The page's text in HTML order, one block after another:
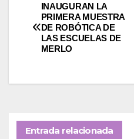
Navegación
de
INAUGURAN LA
PRIMERA MUESTRA
DE ROBÓTICA DE
LAS ESCUELAS DE
MERLO
Entrada relacionada